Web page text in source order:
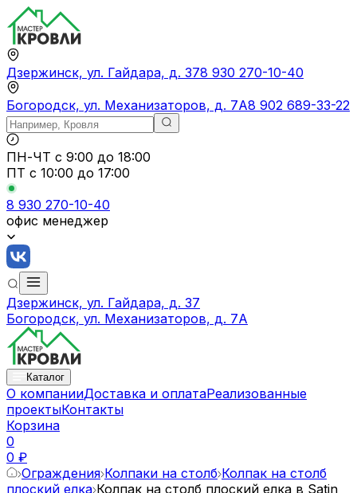
Дзержинск, ул. Гайдара, д. 378 930 270-10-40
Богородск, ул. Механизаторов, д. 7А8 902 689-33-22
ПН-ЧТ с 9:00 до 18:00
ПТ с 10:00 до 17:00
8 930 270-10-40
офис менеджер
Дзержинск, ул. Гайдара, д. 37
Богородск, ул. Механизаторов, д. 7А
Каталог
О компанииДоставка и оплатаРеализованные
проектыКонтакты
Корзина
0
0 ₽
Ограждения Колпаки на столб Колпак на столб
плоский елка Колпак на столб плоский елка в Satin